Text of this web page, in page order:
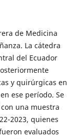
de Medicina
La cátedra
del Ecuador
y quirúrgicas en
ese período. Se
una muestra
2023, quienes
evaluados